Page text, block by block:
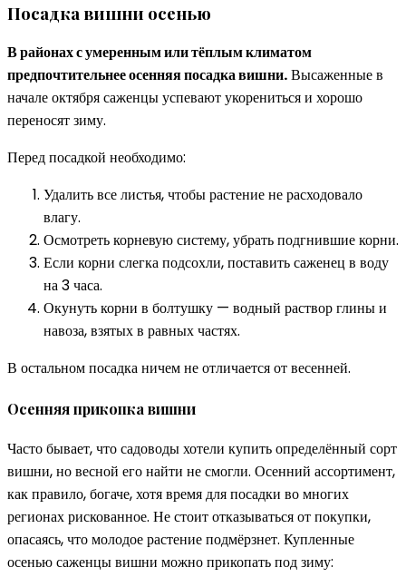
Посадка вишни осенью
В районах с умеренным или тёплым климатом
предпочтительнее осенняя посадка вишни.Высаженные в
начале октября саженцы успевают укорениться и хорошо
переносят зиму.
Перед посадкой необходимо:
Удалить все листья, чтобы растение не расходовало
влагу.
Осмотреть корневую систему, убрать подгнившие корни.
Если корни слегка подсохли, поставить саженец в воду
на 3 часа.
Окунуть корни в болтушку — водный раствор глины и
навоза, взятых в равных частях.
В остальном посадка ничем не отличается от весенней.
Осенняя прикопка вишни
Часто бывает, что садоводы хотели купить определённый сорт
вишни, но весной его найти не смогли. Осенний ассортимент,
как правило, богаче, хотя время для посадки во многих
регионах рискованное. Не стоит отказываться от покупки,
опасаясь, что молодое растение подмёрзнет. Купленные
осенью саженцы вишни можно прикопать под зиму: